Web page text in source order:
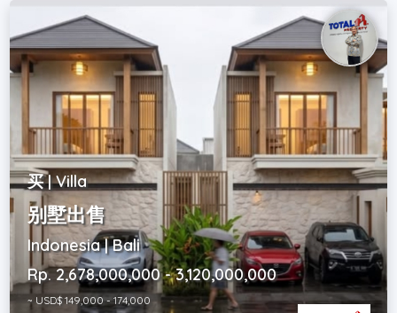
买 | Villa
别墅出售
Indonesia | Bali
Rp. 2,678,000,000 - 3,120,000,000
~ USD$ 149,000 - 174,000